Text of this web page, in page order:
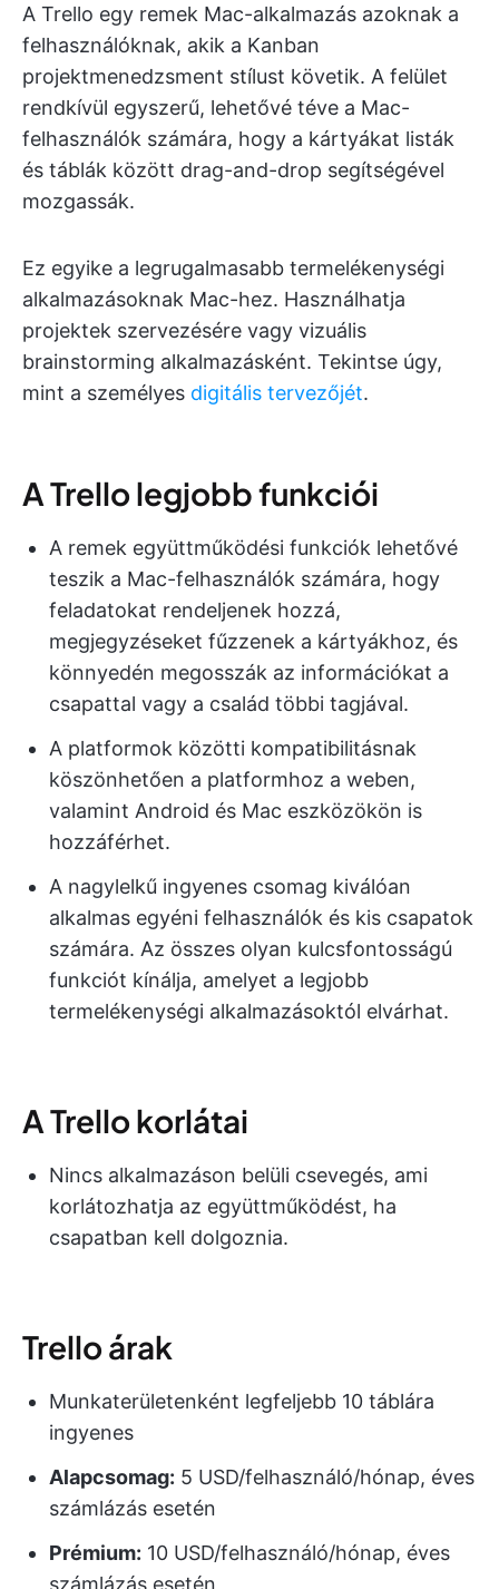
A Trello egy remek Mac-alkalmazás azoknak a
felhasználóknak, akik a Kanban
projektmenedzsment stílust követik. A felület
rendkívül egyszerű, lehetővé téve a Mac-
felhasználók számára, hogy a kártyákat listák
és táblák között drag-and-drop segítségével
mozgassák.
Ez egyike a legrugalmasabb termelékenységi
alkalmazásoknak Mac-hez. Használhatja
projektek szervezésére vagy vizuális
brainstorming alkalmazásként. Tekintse úgy,
mint a személyes digitális tervezőjét.
A Trello legjobb funkciói
A remek együttműködési funkciók lehetővé
teszik a Mac-felhasználók számára, hogy
feladatokat rendeljenek hozzá,
megjegyzéseket fűzzenek a kártyákhoz, és
könnyedén megosszák az információkat a
csapattal vagy a család többi tagjával.
A platformok közötti kompatibilitásnak
köszönhetően a platformhoz a weben,
valamint Android és Mac eszközökön is
hozzáférhet.
A nagylelkű ingyenes csomag kiválóan
alkalmas egyéni felhasználók és kis csapatok
számára. Az összes olyan kulcsfontosságú
funkciót kínálja, amelyet a legjobb
termelékenységi alkalmazásoktól elvárhat.
A Trello korlátai
Nincs alkalmazáson belüli csevegés, ami
korlátozhatja az együttműködést, ha
csapatban kell dolgoznia.
Trello árak
Munkaterületenként legfeljebb 10 táblára
ingyenes
Alapcsomag: 5 USD/felhasználó/hónap, éves
számlázás esetén
Prémium: 10 USD/felhasználó/hónap, éves
számlázás esetén